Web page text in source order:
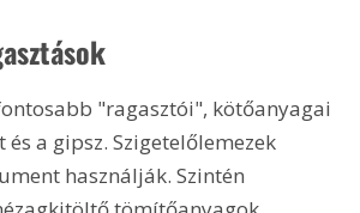
"ragasztói", kötőanyagai
és a gipsz. Szigetelőlemezek
használják. Szintén